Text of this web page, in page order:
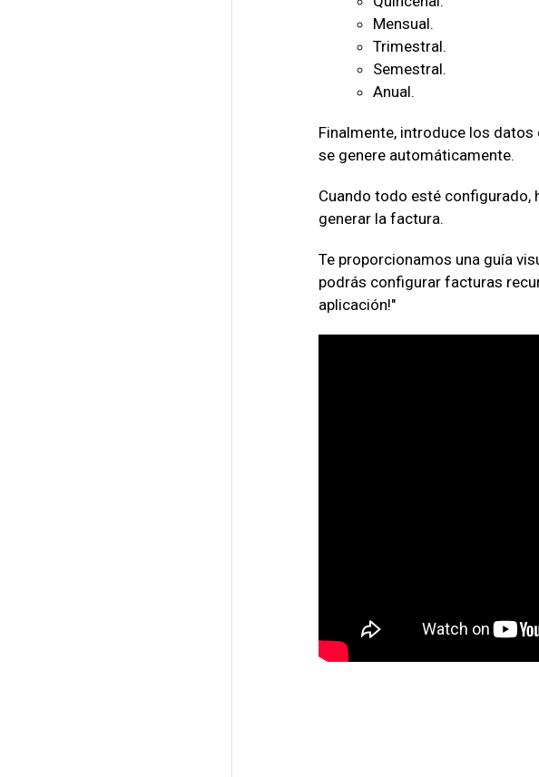
Mensual.
Trimestral.
Semestral.
Anual.
Finalmente, introduce los
se genere automáticamente.
Cuando todo esté configurado,
generar la factura.
Te proporcionamos una guía
podrás configurar facturas
aplicación!"